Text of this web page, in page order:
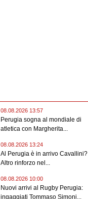
08.08.2026 13:57
Perugia sogna al mondiale di
atletica con Margherita...
08.08.2026 13:24
Al Perugia è in arrivo Cavallini?
Altro rinforzo nel...
08.08.2026 10:00
Nuovi arrivi al Rugby Perugia:
ingaggiati Tommaso Simoni...